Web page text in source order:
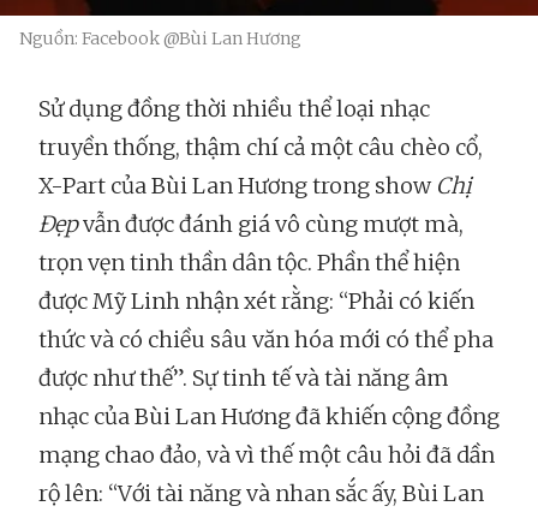
Nguồn: Facebook @Bùi Lan Hương
Sử dụng đồng thời nhiều thể loại nhạc
truyền thống, thậm chí cả một câu chèo cổ,
X-Part của Bùi Lan Hương trong show Chị
Đẹpvẫn được đánh giá vô cùng mượt mà,
trọn vẹn tinh thần dân tộc. Phần thể hiện
được Mỹ Linh nhận xét rằng: “Phải có kiến
thức và có chiều sâu văn hóa mới có thể pha
được như thế”. Sự tinh tế và tài năng âm
nhạc của Bùi Lan Hương đã khiến cộng đồng
mạng chao đảo, và vì thế một câu hỏi đã dần
rộ lên: “Với tài năng và nhan sắc ấy, Bùi Lan